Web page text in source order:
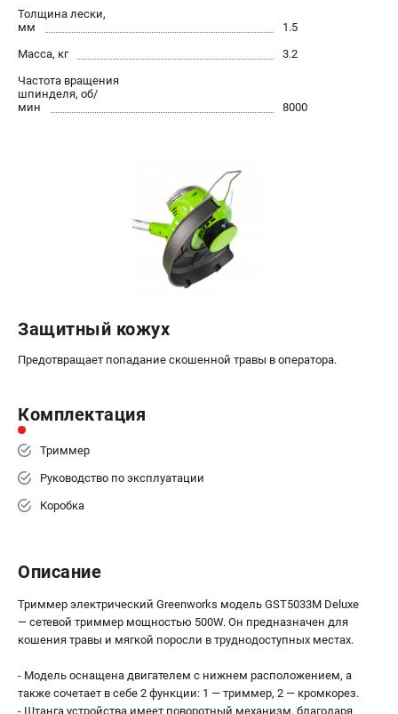
Как нас найти
Пользовательское соглашение
САДОВАЯ ТЕХНИКА
Аэраторы
ЭЛЕКТРОИНСТРУМЕНТ
Гайковерты
Префораторы
Пилы сабельные
Пилы циркулярные
Пылесосы аккумуляторные
Реноваторы
Шлифмашины угловые
АКСЕССУАРЫ
Зарядные устройства
Принадлежности для цепных пил
Толщина лески,
мм
1.5
Масса, кг
3.2
Частота вращения
шпинделя, об/
мин
8000
Защитный кожух
Предотвращает попадание скошенной травы в оператора.
Комплектация
Триммер
Руководство по эксплуатации
Коробка
Описание
Триммер электрический Greenworks модель GST5033M Deluxe
— сетевой триммер мощностью 500W. Он предназначен для
кошения травы и мягкой поросли в труднодоступных местах.
- Модель оснащена двигателем с нижнем расположением, а
также сочетает в себе 2 функции: 1 — триммер, 2 — кромкорез.
- Штанга устройства имеет поворотный механизм, благодаря